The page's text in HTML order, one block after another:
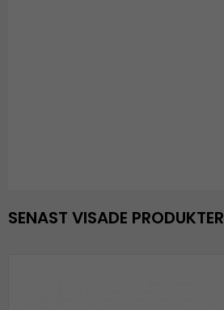
SENAST VISADE PRODUKTER